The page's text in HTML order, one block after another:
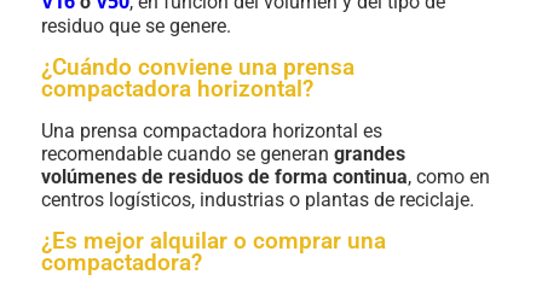
residuo que se genere.
¿Cuándo conviene una prensa
compactadora horizontal?
Una prensa compactadora horizontal es
recomendable cuando se generan grandes
volúmenes de residuos de forma continua, como en
centros logísticos, industrias o plantas de reciclaje.
¿Es mejor alquilar o comprar una
compactadora?